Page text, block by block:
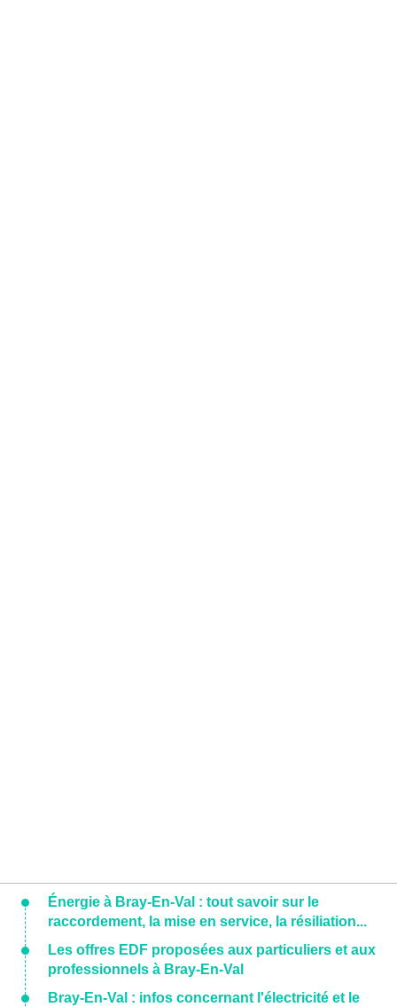
Énergie à Bray-En-Val : tout savoir sur le
raccordement, la mise en service, la résiliation...
Les offres EDF proposées aux particuliers et aux
professionnels à Bray-En-Val
Bray-En-Val : infos concernant l'électricité et le